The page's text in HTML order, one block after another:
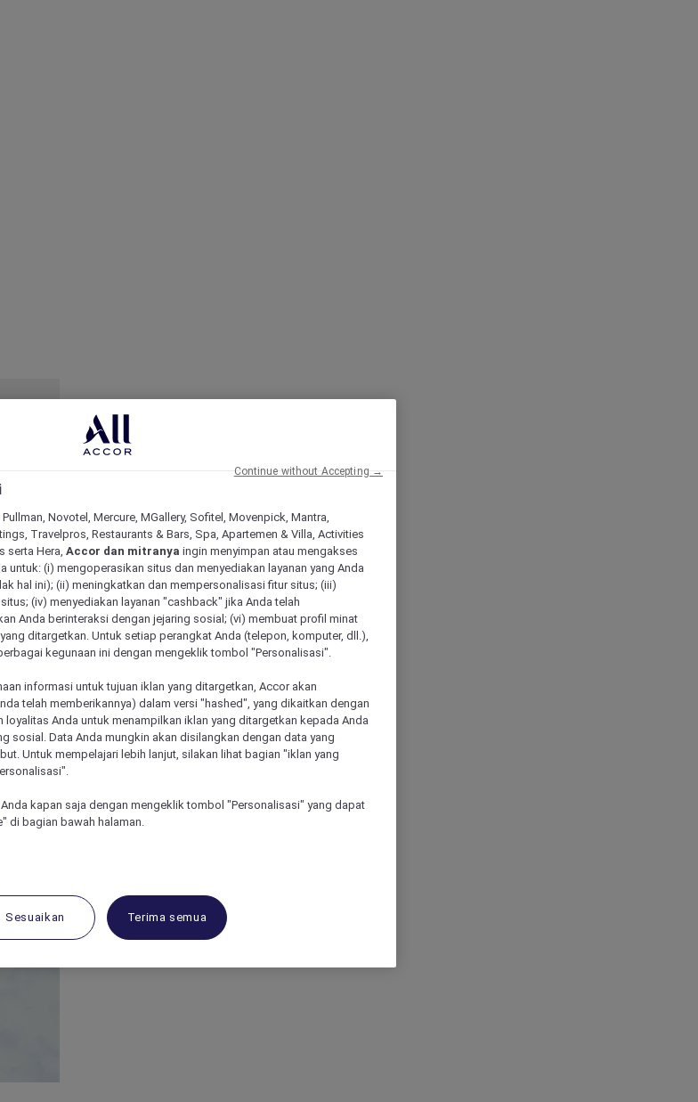
Novotel, Mercure, MGallery, Sofitel, Movenpick, Mantra,
Travelpros, Restaurants & Bars, Spa, Apartemen & Villa, Activities
serta Hera, Accor dan mitranya ingin menyimpan atau mengakses
untuk: (i) mengoperasikan situs dan menyediakan layanan yang Anda
hal ini); (ii) meningkatkan dan mempersonalisasi fitur situs; (iii)
(iv) menyediakan layanan "cashback" jika Anda telah
Anda berinteraksi dengan jejaring sosial; (vi) membuat profil minat
ditargetkan. Untuk setiap perangkat Anda (telepon, komputer, dll.),
kegunaan ini dengan mengeklik tombol "Personalisasi".
informasi untuk tujuan iklan yang ditargetkan, Accor akan
telah memberikannya) dalam versi "hashed", yang dikaitkan dengan
loyalitas Anda untuk menampilkan iklan yang ditargetkan kepada Anda
sosial. Data Anda mungkin akan disilangkan dengan data yang
Untuk mempelajari lebih lanjut, silakan lihat bagian "iklan yang
kapan saja dengan mengeklik tombol "Personalisasi" yang dapat
di bagian bawah halaman.
Sesuaikan Terima semua
Continue without Accepting →